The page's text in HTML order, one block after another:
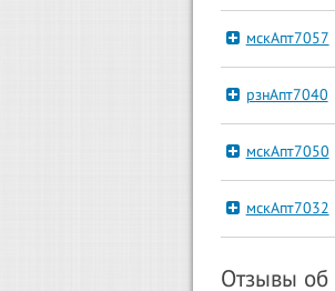
мскАпт7057
рзнАпт7040
мскАпт7050
мскАпт7032
Отзывы об